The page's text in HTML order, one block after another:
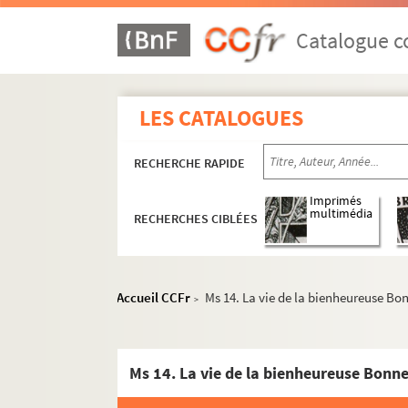
Catalogue
LES CATALOGUES
RECHERCHE RAPIDE
RECHERCHES CIBLÉES
Imprimés
multimédia
Accueil CCFr > Ms 14. La vie de la bienheureuse